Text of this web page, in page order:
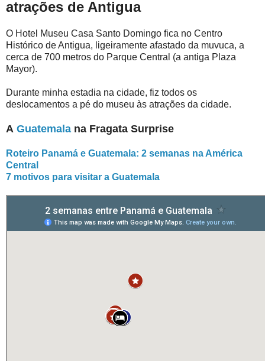
atrações de Antigua
O Hotel Museu Casa Santo Domingo fica no Centro
Histórico de Antigua, ligeiramente afastado da muvuca, a
cerca de 700 metros do Parque Central (a antiga Plaza
Mayor).
Durante minha estadia na cidade, fiz todos os
deslocamentos a pé do museu às atrações da cidade.
A Guatemala na Fragata Surprise
Roteiro Panamá e Guatemala: 2 semanas na América
Central
7 motivos para visitar a Guatemala